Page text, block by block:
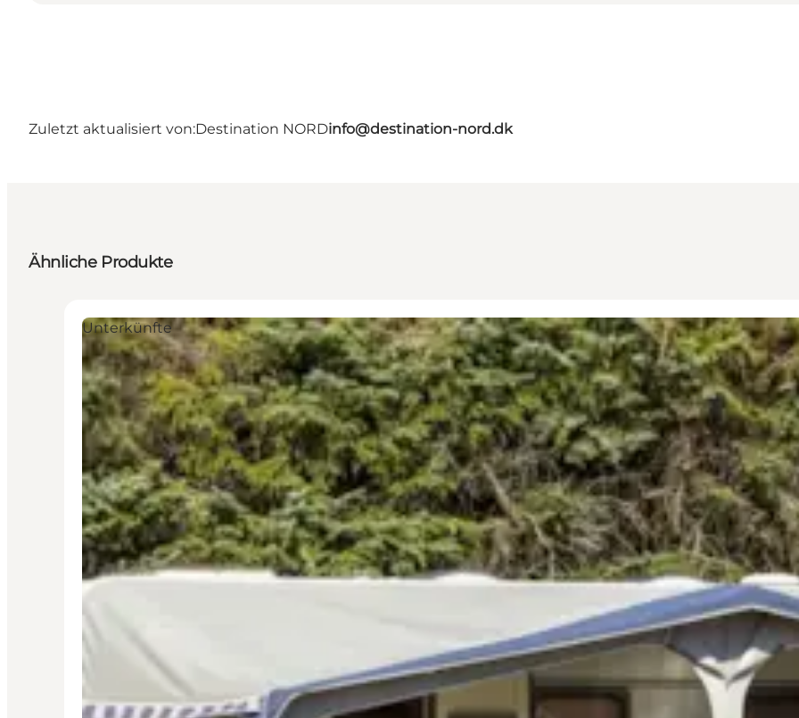
Zuletzt aktualisiert von:Destination NORDinfo@destination-nord.dk
Ähnliche Produkte
Unterkünfte